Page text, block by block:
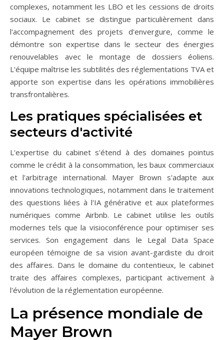
complexes, notamment les LBO et les cessions de droits
sociaux. Le cabinet se distingue particulièrement dans
l'accompagnement des projets d'envergure, comme le
démontre son expertise dans le secteur des énergies
renouvelables avec le montage de dossiers éoliens.
L'équipe maîtrise les subtilités des réglementations TVA et
apporte son expertise dans les opérations immobilières
transfrontalières.
Les pratiques spécialisées et
secteurs d'activité
L'expertise du cabinet s'étend à des domaines pointus
comme le crédit à la consommation, les baux commerciaux
et l'arbitrage international. Mayer Brown s'adapte aux
innovations technologiques, notamment dans le traitement
des questions liées à l'IA générative et aux plateformes
numériques comme Airbnb. Le cabinet utilise les outils
modernes tels que la visioconférence pour optimiser ses
services. Son engagement dans le Legal Data Space
européen témoigne de sa vision avant-gardiste du droit
des affaires. Dans le domaine du contentieux, le cabinet
traite des affaires complexes, participant activement à
l'évolution de la réglementation européenne.
La présence mondiale de
Mayer Brown